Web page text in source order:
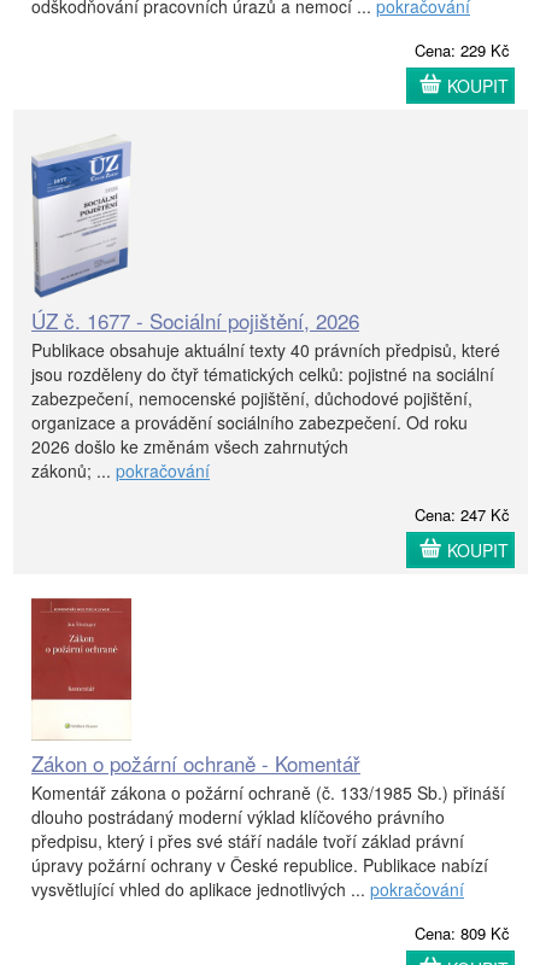
odškodňování pracovních úrazů a nemocí ... pokračování
Cena: 229 Kč
KOUPIT
ÚZ č. 1677 - Sociální pojištění, 2026
Publikace obsahuje aktuální texty 40 právních předpisů, které
jsou rozděleny do čtyř tématických celků: pojistné na sociální
zabezpečení, nemocenské pojištění, důchodové pojištění,
organizace a provádění sociálního zabezpečení. Od roku
2026 došlo ke změnám všech zahrnutých
zákonů; ... pokračování
Cena: 247 Kč
KOUPIT
Zákon o požární ochraně - Komentář
Komentář zákona o požární ochraně (č. 133/1985 Sb.) přináší
dlouho postrádaný moderní výklad klíčového právního
předpisu, který i přes své stáří nadále tvoří základ právní
úpravy požární ochrany v České republice. Publikace nabízí
vysvětlující vhled do aplikace jednotlivých ... pokračování
Cena: 809 Kč